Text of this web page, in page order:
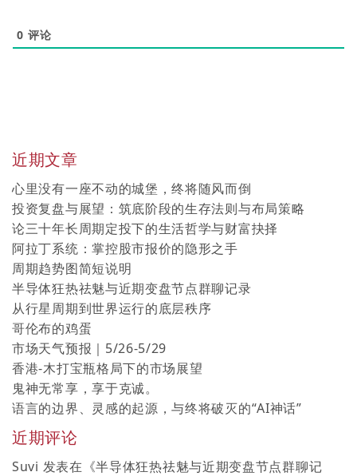
0 评论
近期文章
心里没有一座不动的城堡，终将随风而倒
投资复盘与展望：筑底阶段的生存法则与布局策略
论三十年长周期定投下的生活哲学与财富抉择
阿拉丁系统：掌控股市报价的隐形之手
周期趋势图简短说明
半导体狂热祛魅与近期变盘节点群聊记录
从行星周期到世界运行的底层秩序
哥伦布的鸡蛋
市场天气预报｜5/26-5/29
香港-木打宝瓶格局下的市场展望
鬼神无常享，享于克诚。
语言的边界、灵感的起源，与终将破灭的“AI神话”
近期评论
Suvi 发表在《半导体狂热祛魅与近期变盘节点群聊记